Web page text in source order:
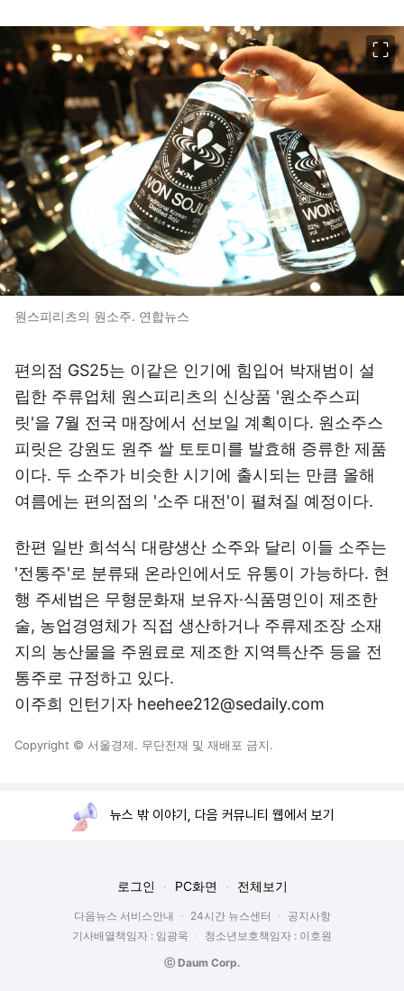
원스피리츠의 원소주. 연합뉴스
편의점 GS25는 이같은 인기에 힘입어 박재범이 설
립한 주류업체 원스피리츠의 신상품 '원소주스피
릿'을 7월 전국 매장에서 선보일 계획이다. 원소주스
피릿은 강원도 원주 쌀 토토미를 발효해 증류한 제품
이다. 두 소주가 비슷한 시기에 출시되는 만큼 올해
여름에는 편의점의 '소주 대전'이 펼쳐질 예정이다.
한편 일반 희석식 대량생산 소주와 달리 이들 소주는
'전통주'로 분류돼 온라인에서도 유통이 가능하다. 현
행 주세법은 무형문화재 보유자·식품명인이 제조한
술, 농업경영체가 직접 생산하거나 주류제조장 소재
지의 농산물을 주원료로 제조한 지역특산주 등을 전
통주로 규정하고 있다.
이주희 인턴기자 heehee212@sedaily.com
Copyright © 서울경제. 무단전재 및 재배포 금지.
뉴스 밖 이야기, 다음 커뮤니티 웹에서 보기
로그인 PC화면 전체보기
다음뉴스 서비스안내 24시간 뉴스센터
공지사항
기사배열책임자 : 임광욱
청소년보호책임자 : 이호원
ⓒ Daum Corp.